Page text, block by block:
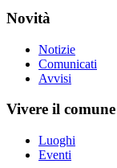
Novità
Notizie
Comunicati
Avvisi
Vivere il comune
Luoghi
Eventi